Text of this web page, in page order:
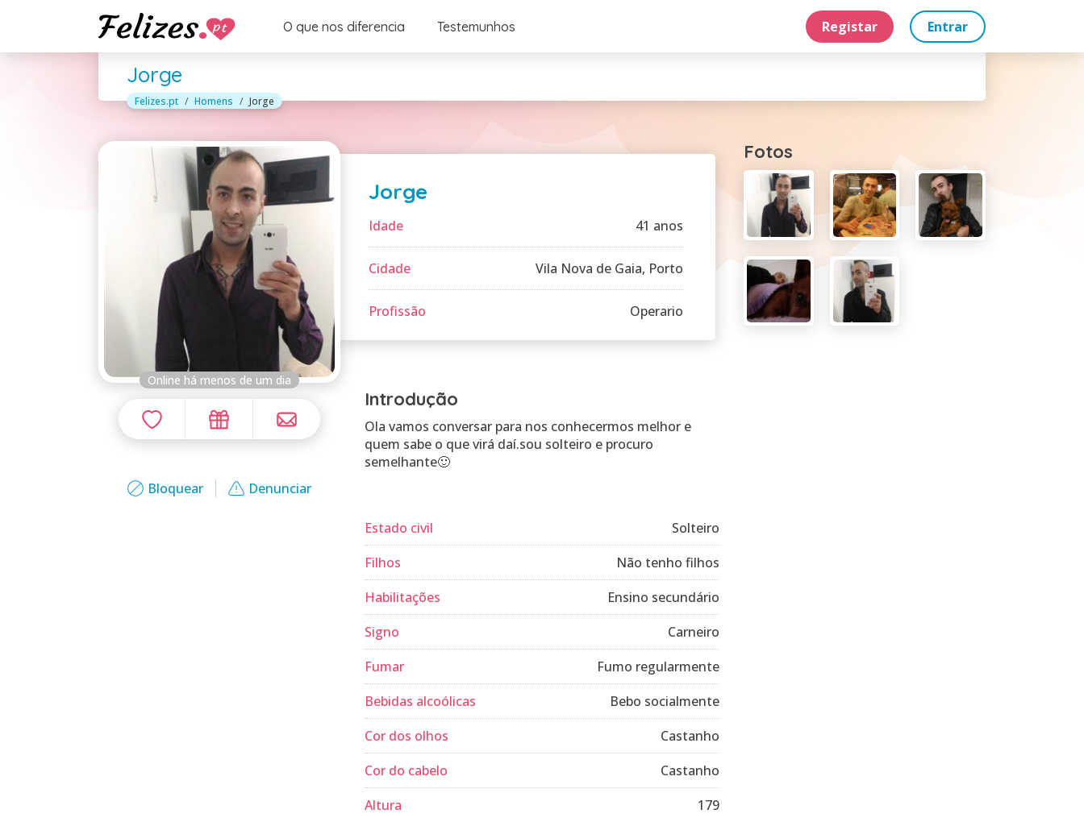
O que nos diferencia Testemunhos Registar Entrar
Jorge
Felizes.pt Homens Jorge
Online há menos de um dia
Bloquear Denunciar
Jorge
Idade 41 anos
Cidade Vila Nova de Gaia, Porto
Profissão Operario
Introdução
Ola vamos conversar para nos conhecermos melhor e
quem sabe o que virá daí.sou solteiro e procuro
semelhante🙂
Estado civil
Solteiro
Filhos
Não tenho filhos
Habilitações
Ensino secundário
Signo
Carneiro
Fumar
Fumo regularmente
Bebidas alcoólicas
Bebo socialmente
Cor dos olhos
Castanho
Cor do cabelo
Castanho
Altura
179
Fotos